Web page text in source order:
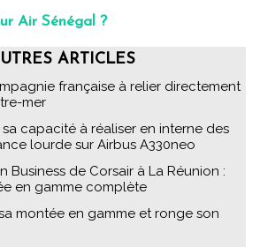
Air Sénégal ?
ARTICLES
française à relier directement
mer
capacité à réaliser en interne des
lourde sur Airbus A330neo
Business de Corsair à La Réunion :
en gamme complète
montée en gamme et ronge son